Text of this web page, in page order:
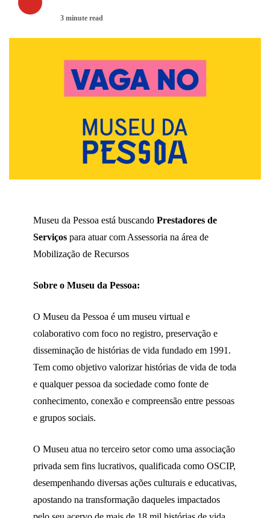
3 minute read
Museu da Pessoa está buscando Prestadores de
Serviços para atuar com Assessoria na área de
Mobilização de Recursos
Sobre o Museu da Pessoa:
O Museu da Pessoa é um museu virtual e
colaborativo com foco no registro, preservação e
disseminação de histórias de vida fundado em 1991.
Tem como objetivo valorizar histórias de vida de toda
e qualquer pessoa da sociedade como fonte de
conhecimento, conexão e compreensão entre pessoas
e grupos sociais.
O Museu atua no terceiro setor como uma associação
privada sem fins lucrativos, qualificada como OSCIP,
desempenhando diversas ações culturais e educativas,
apostando na transformação daqueles impactados